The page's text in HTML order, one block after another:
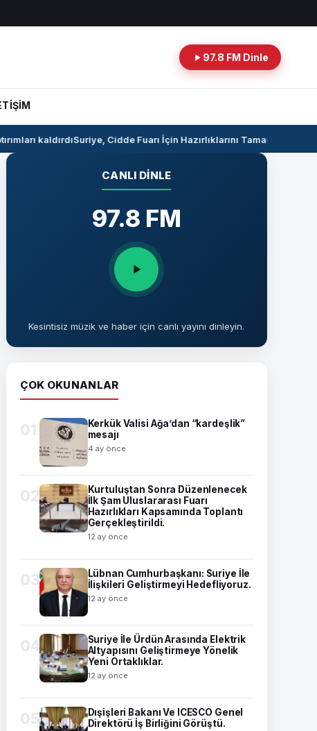
97.8 FM Dinle
kaldırdıSuriye, Cidde Fuarı İçin Hazırlıklarını Tamamlıyor
CANLI DINLE
97.8 FM
Kesintisiz müzik ve haber için canlı yayını dinleyin.
ÇOK OKUNANLAR
01
Kerkük Valisi Ağa’dan “kardeşlik”
mesajı
4 ay önce
02
Kurtuluştan Sonra Düzenlenecek
İlk Şam Uluslararası Fuarı
Hazırlıkları Kapsamında Toplantı
Gerçekleştirildi.
12 ay önce
03
Lübnan Cumhurbaşkanı: Suriye İle
İlişkileri Geliştirmeyi Hedefliyoruz.
12 ay önce
04
Suriye İle Ürdün Arasında Elektrik
Altyapısını Geliştirmeye Yönelik
Yeni Ortaklıklar.
12 ay önce
05
Dışişleri Bakanı Ve ICESCO Genel
Direktörü İş Birliğini Görüştü.